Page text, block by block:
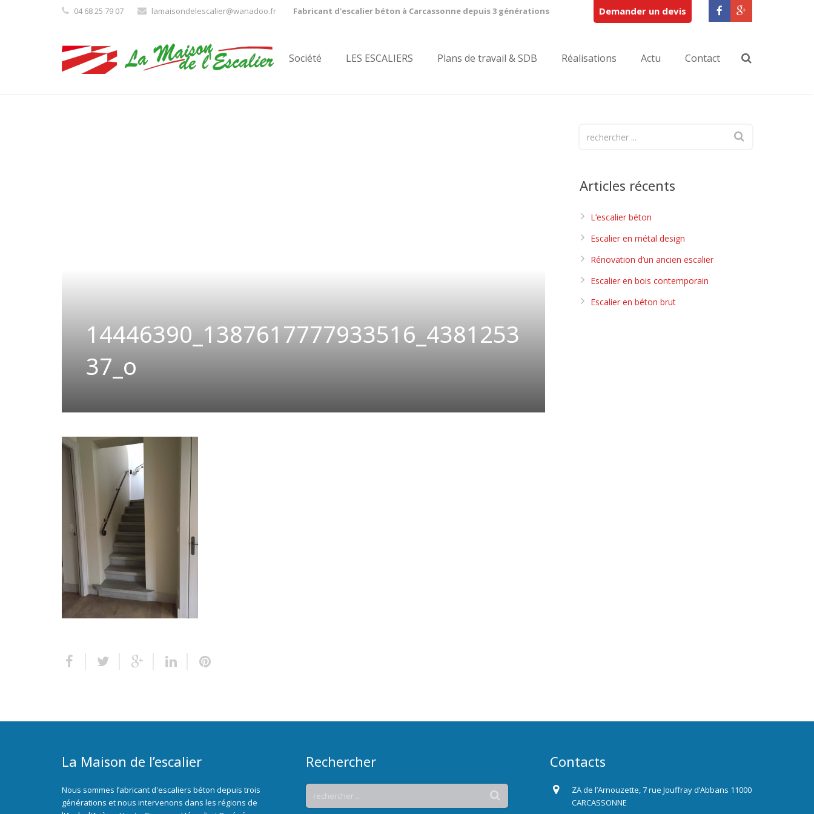
04 68 25 79 07 lamaisondelescalier@wanadoo.fr Fabricant d'escalier béton à Carcassonne depuis 3 générations Demander un devis
Société LES ESCALIERS Plans de travail & SDB Réalisations Actu Contact
14446390_1387617777933516_4381253
37_o
Articles récents
L’escalier béton
Escalier en métal design
Rénovation d’un ancien escalier
Escalier en bois contemporain
Escalier en béton brut
La Maison de l’escalier
Nous sommes fabricant d'escaliers béton depuis trois
générations et nous intervenons dans les régions de
Rechercher Contacts
ZA de l’Arnouzette, 7 rue Jouffray d’Abbans 11000
CARCASSONNE